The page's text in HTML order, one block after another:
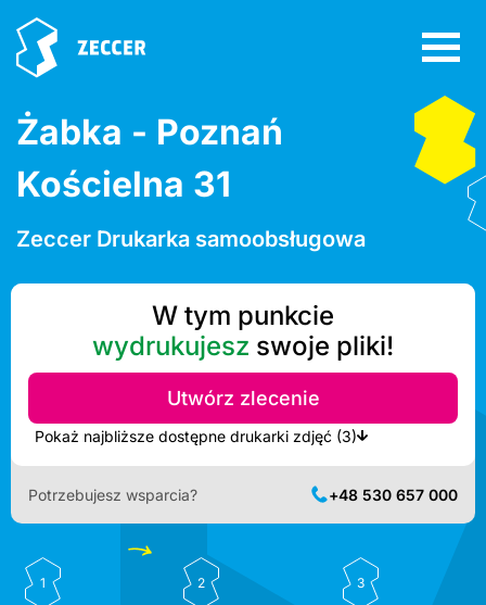
Żabka - Poznań
Kościelna 31
Zeccer Drukarka samoobsługowa
W tym punkcie
wydrukujesz swoje pliki!
Utwórz zlecenie
Pokaż najbliższe dostępne drukarki zdjęć (3)
Potrzebujesz wsparcia? +48 530 657 000
1 2 3